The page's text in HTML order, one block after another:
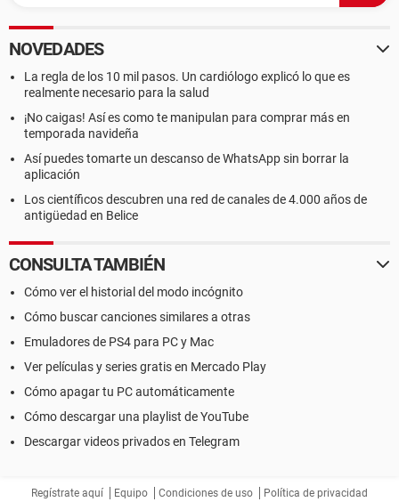
NOVEDADES
La regla de los 10 mil pasos. Un cardiólogo explicó lo que es
realmente necesario para la salud
¡No caigas! Así es como te manipulan para comprar más en
temporada navideña
Así puedes tomarte un descanso de WhatsApp sin borrar la
aplicación
Los científicos descubren una red de canales de 4.000 años de
antigüedad en Belice
CONSULTA TAMBIÉN
Cómo ver el historial del modo incógnito
Cómo buscar canciones similares a otras
Emuladores de PS4 para PC y Mac
Ver películas y series gratis en Mercado Play
Cómo apagar tu PC automáticamente
Cómo descargar una playlist de YouTube
Descargar videos privados en Telegram
Regístrate aquí Equipo Condiciones de uso Política de privacidad